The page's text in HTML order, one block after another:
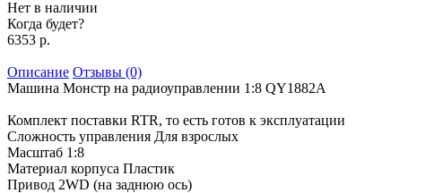
Нет в наличии
Когда будет?
6353 р.
Описание Отзывы (0)
Машина Монстр на радиоуправлении 1:8 QY1882A
Комплект поставки RTR, то есть готов к эксплуатации
Сложность управления Для взрослых
Масштаб 1:8
Материал корпуса Пластик
Привод 2WD (на заднюю ось)